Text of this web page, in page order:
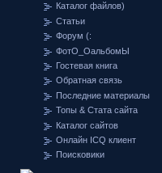
Каталог файлов)
Статьи
Форум (:
ФотО_ОальбомЫ
Гостевая книга
Обратная связь
Последние материалы
Топы & Стата сайта
Каталог сайтов
Онлайн ICQ клиент
Поисковики